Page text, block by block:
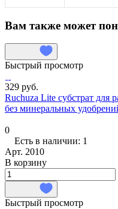
Вам также может
Быстрый просмотр
329 руб.
Ruchuza Lite субстрат для
без минеральных
0
Есть в наличии: 1
Арт. 2010
В корзину
Быстрый просмотр